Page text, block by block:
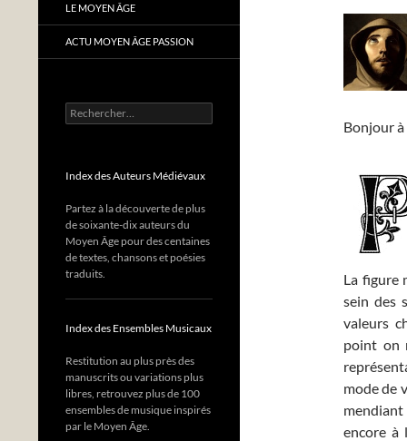
Bonjour
La figure
sein des
valeurs
point on
mode de
mendiant
encore à
LE MOYEN ÂGE
ACTU MOYEN ÂGE PASSION
Rechercher :
Index des Auteurs Médiévaux
Partez à la découverte de plus
de soixante-dix auteurs du
Moyen Âge pour des centaines
de textes, chansons et poésies
traduits.
Index des Ensembles Musicaux
Restitution au plus près des
manuscrits ou variations plus
libres, retrouvez plus de 100
ensembles de musique inspirés
par le Moyen Âge.